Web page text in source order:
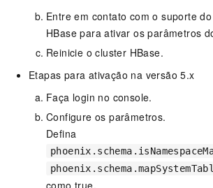
Entre em contato com o suporte
HBase para ativar os parâmetros
Reinicie o cluster HBase.
Etapas para ativação na versão 5.x
Faça login no console.
Configure os parâmetros.
Defina
como true.